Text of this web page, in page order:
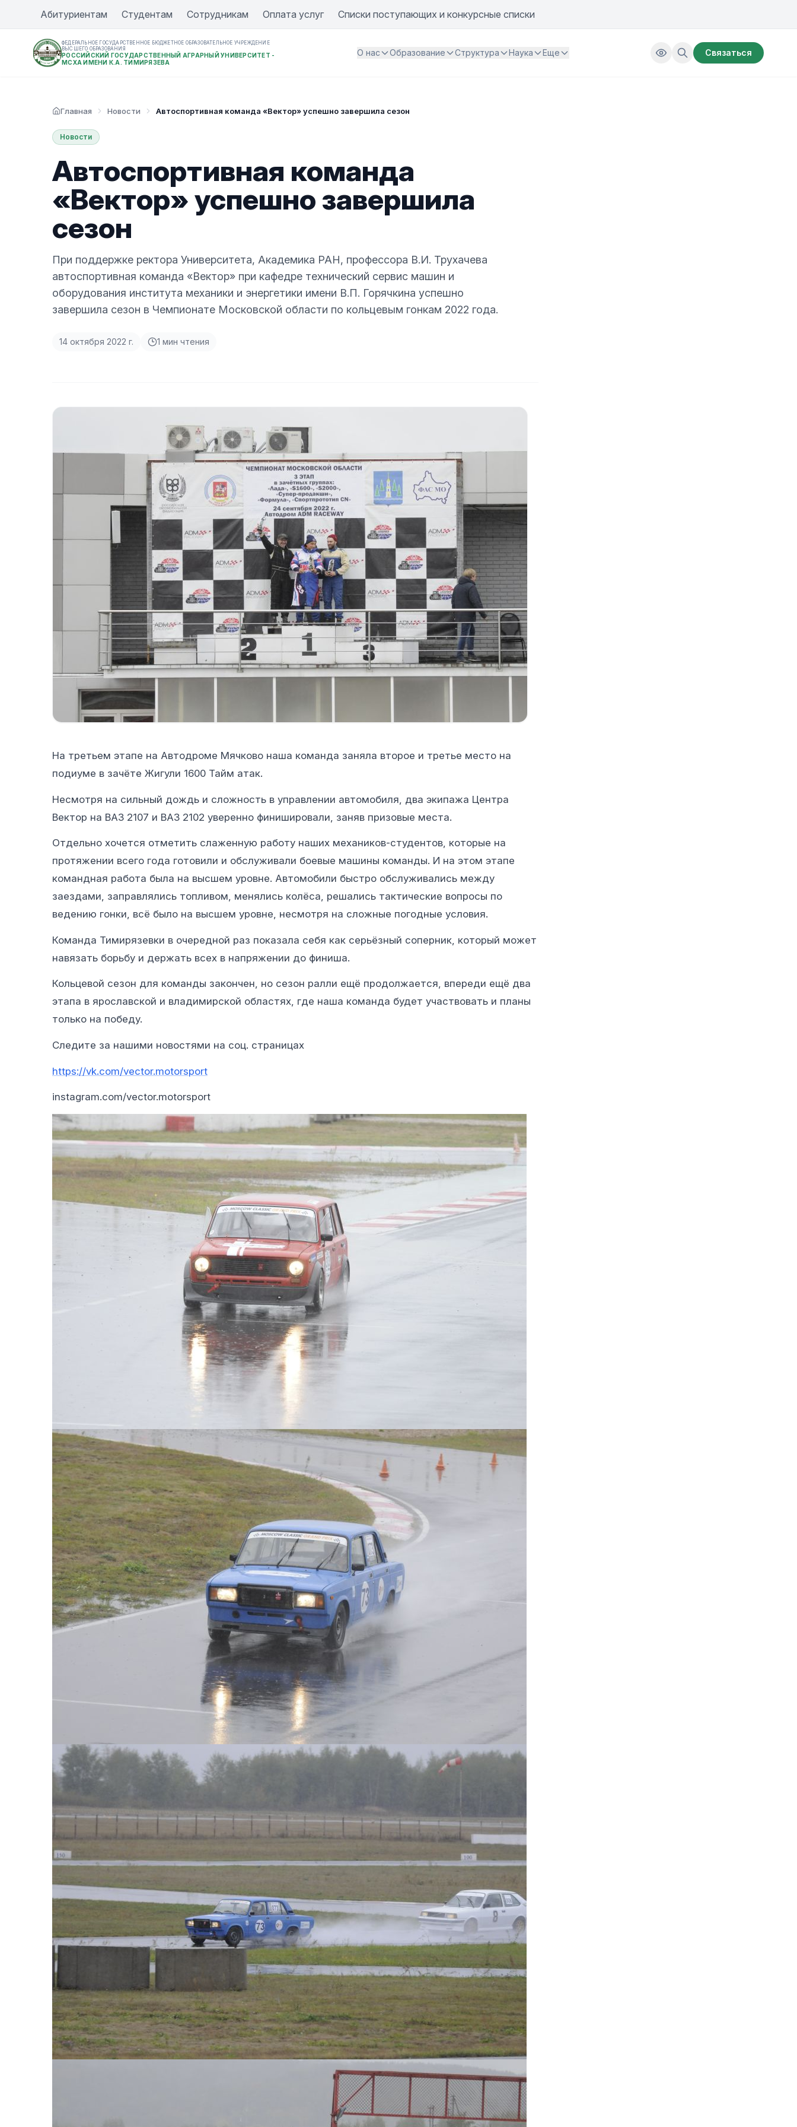
Абитуриентам Студентам Сотрудникам Оплата услуг Списки поступающих и конкурсные списки
ФЕДЕРАЛЬНОЕ ГОСУДАРСТВЕННОЕ БЮДЖЕТНОЕ ОБРАЗОВАТЕЛЬНОЕ УЧРЕЖДЕНИЕ
ВЫСШЕГО ОБРАЗОВАНИЯ
РОССИЙСКИЙ ГОСУДАРСТВЕННЫЙ АГРАРНЫЙ УНИВЕРСИТЕТ -
МСХА ИМЕНИ К.А. ТИМИРЯЗЕВА
О нас Образование Структура Наука Еще Связаться
Главная Новости Автоспортивная команда «Вектор» успешно завершила сезон
Новости
Автоспортивная команда
«Вектор» успешно завершила
сезон
При поддержке ректора Университета, Академика РАН, профессора В.И. Трухачева
автоспортивная команда «Вектор» при кафедре технический сервис машин и
оборудования института механики и энергетики имени В.П. Горячкина успешно
завершила сезон в Чемпионате Московской области по кольцевым гонкам 2022 года.
14 октября 2022 г. 1 мин чтения
На третьем этапе на Автодроме Мячково наша команда заняла второе и третье место на
подиуме в зачёте Жигули 1600 Тайм атак.
Несмотря на сильный дождь и сложность в управлении автомобиля, два экипажа Центра
Вектор на ВАЗ 2107 и ВАЗ 2102 уверенно финишировали, заняв призовые места.
Отдельно хочется отметить слаженную работу наших механиков-студентов, которые на
протяжении всего года готовили и обслуживали боевые машины команды. И на этом этапе
командная работа была на высшем уровне. Автомобили быстро обслуживались между
заездами, заправлялись топливом, менялись колёса, решались тактические вопросы по
ведению гонки, всё было на высшем уровне, несмотря на сложные погодные условия.
Команда Тимирязевки в очередной раз показала себя как серьёзный соперник, который может
навязать борьбу и держать всех в напряжении до финиша.
Кольцевой сезон для команды закончен, но сезон ралли ещё продолжается, впереди ещё два
этапа в ярославской и владимирской областях, где наша команда будет участвовать и планы
только на победу.
Следите за нашими новостями на соц. страницах
https://vk.com/vector.motorsport
instagram.com/vector.motorsport